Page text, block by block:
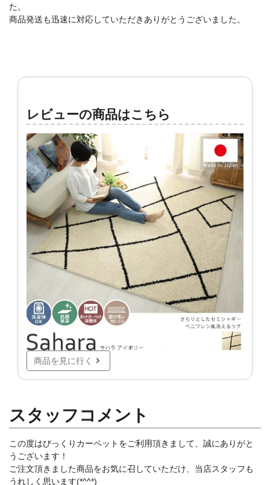
た。
商品発送も迅速に対応していただきありがとうございました。
レビューの商品はこちら
商品を見に行く
スタッフコメント
この度はびっくりカーペットをご利用頂きまして、誠にありがと
うございます！
ご注文頂きました商品をお気に召していただけ、当店スタッフも
うれしく思います(*^^*)